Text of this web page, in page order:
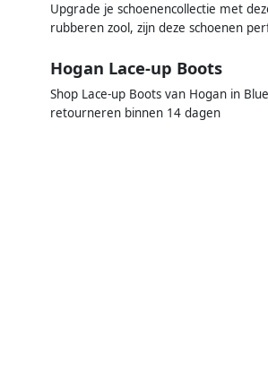
Upgrade je schoenencollectie met
rubberen zool, zijn deze schoenen
Hogan Lace-up Boots
Shop Lace-up Boots van Hogan in
retourneren binnen 14 dagen